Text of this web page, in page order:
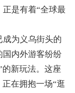
是有着“全球最
为义乌街头的
国内外游客纷纷
新玩法。这座
在拥抱一场“逛